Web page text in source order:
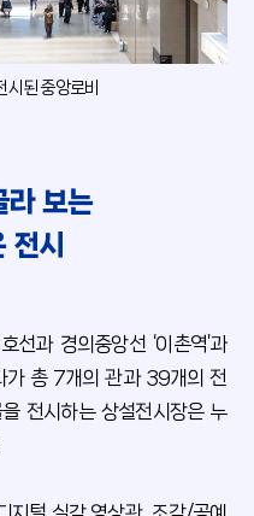
시된 중앙로비
라 보는
전시
과 경의중앙선 ‘이촌역’과
가 총 7개의 관과 39개의 전
전시하는 상설전시장은 누